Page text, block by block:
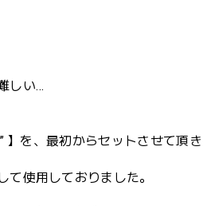
しい…
】を、最初からセットさせて頂
使用しておりました。